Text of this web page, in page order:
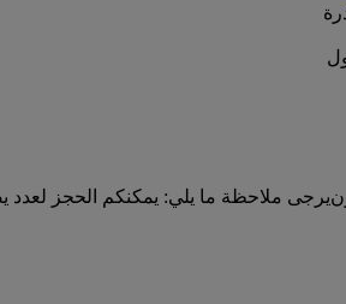
يرجى ملاحظة ما يلي: يمكنكم الحجز